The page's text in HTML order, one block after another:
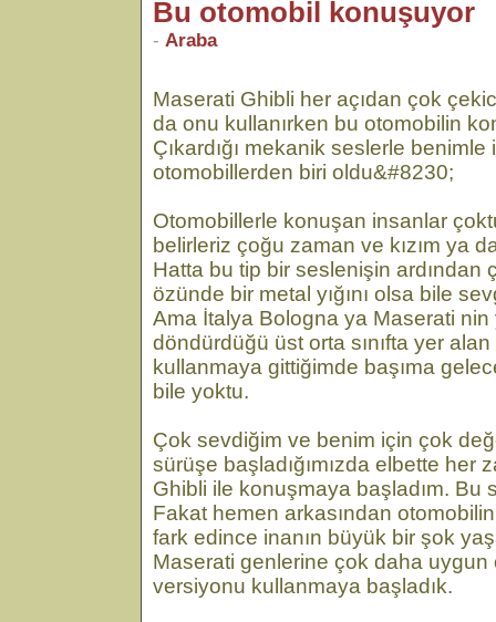
Bu otomobil konuşuyor
- Araba
Maserati Ghibli her açıdan çok
da onu kullanırken bu otomobilin
Çıkardığı mekanik seslerle
otomobillerden biri oldu&#8230;
Otomobillerle konuşan insanlar
belirleriz çoğu zaman ve kızım ya
Hatta bu tip bir seslenişin ardından
özünde bir metal yığını olsa bile
Ama İtalya Bologna ya Maserati
döndürdüğü üst orta sınıfta yer
kullanmaya gittiğimde başıma
bile yoktu.
Çok sevdiğim ve benim için çok
sürüşe başladığımızda elbette her
Ghibli ile konuşmaya başladım. Bu
Fakat hemen arkasından
fark edince inanın büyük bir şok
Maserati genlerine çok daha uygun
versiyonu kullanmaya başladık.